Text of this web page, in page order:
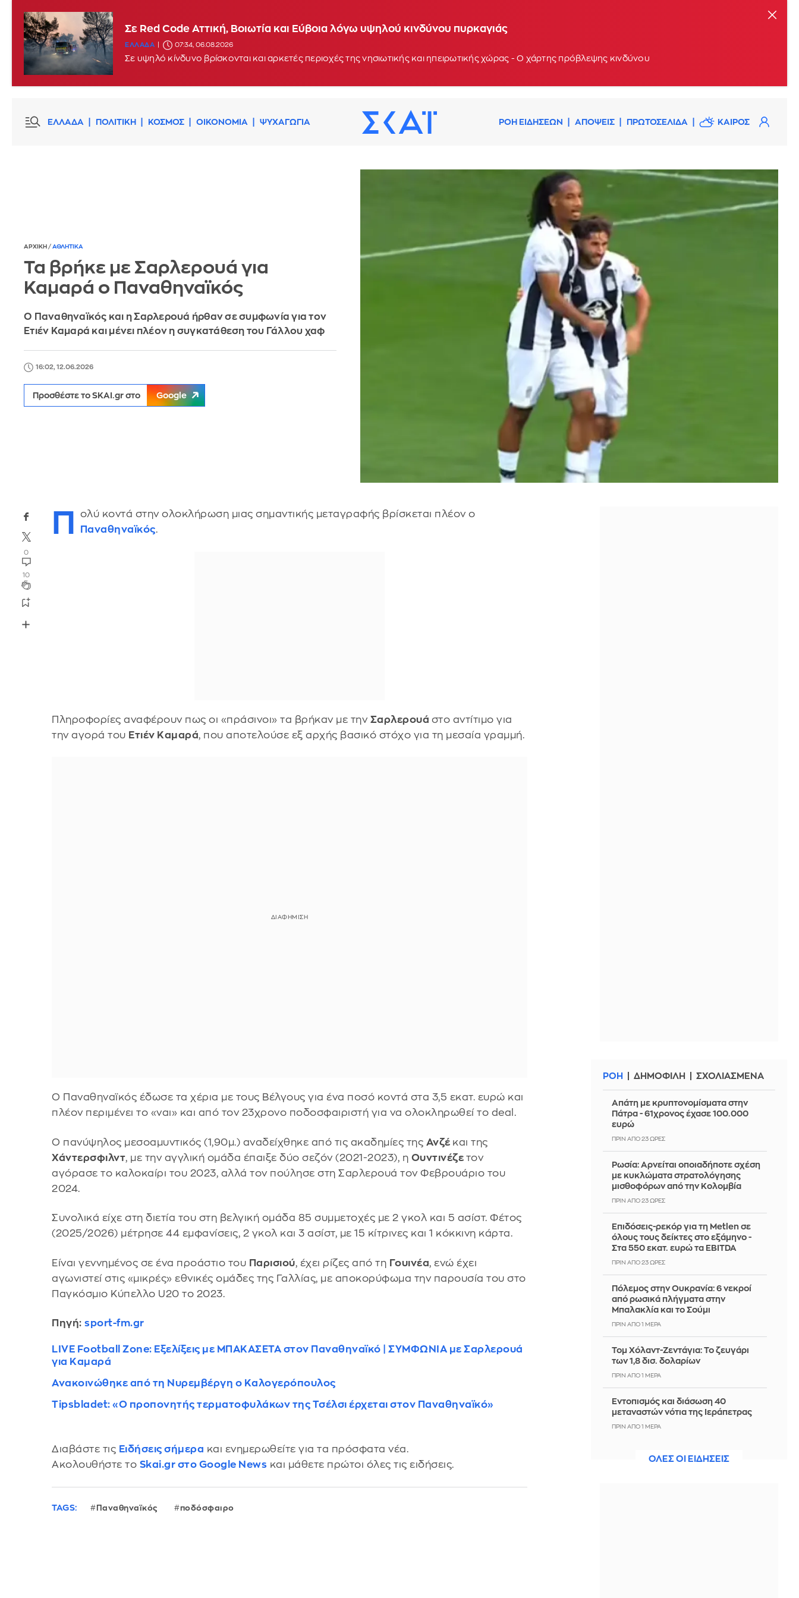
Σε Red Code Αττική, Βοιωτία και Εύβοια λόγω υψηλού κινδύνου πυρκαγιάς
ΕΛΛΑΔΑ 07:34, 06.08.2026
Σε υψηλό κίνδυνο βρίσκονται και αρκετές περιοχές της νησιωτικής και ηπειρωτικής χώρας - Ο χάρτης πρόβλεψης κινδύνου
ΕΛΛΑΔΑ ΠΟΛΙΤΙΚΗ ΚΟΣΜΟΣ ΟΙΚΟΝΟΜΙΑ ΨΥΧΑΓΩΓΙΑ ΡΟΗ ΕΙΔΗΣΕΩΝ ΑΠΟΨΕΙΣ ΠΡΩΤΟΣΕΛΙΔΑ ΚΑΙΡΟΣ
ΑΡΧΙΚΗ / ΑΘΛΗΤΙΚΑ
Τα βρήκε με Σαρλερουά για
Καμαρά ο Παναθηναϊκός
Ο Παναθηναϊκός και η Σαρλερουά ήρθαν σε συμφωνία για τον
Ετιέν Καμαρά και μένει πλέον η συγκατάθεση του Γάλλου χαφ
16:02, 12.06.2026
Προσθέστε το SKAI.gr στο Google
0
10
Π
ολύ κοντά στην ολοκλήρωση μιας σημαντικής μεταγραφής βρίσκεται πλέον ο
Παναθηναϊκός.
Πληροφορίες αναφέρουν πως οι «πράσινοι» τα βρήκαν με την Σαρλερουά στο αντίτιμο για
την αγορά του Ετιέν Καμαρά, που αποτελούσε εξ αρχής βασικό στόχο για τη μεσαία γραμμή.
Ο Παναθηναϊκός έδωσε τα χέρια με τους Βέλγους για ένα ποσό κοντά στα 3,5 εκατ. ευρώ και
πλέον περιμένει το «ναι» και από τον 23χρονο ποδοσφαιριστή για να ολοκληρωθεί το deal.
Ο πανύψηλος μεσοαμυντικός (1,90μ.) αναδείχθηκε από τις ακαδημίες της Ανζέ και της
Χάντερσφιλντ, με την αγγλική ομάδα έπαιξε δύο σεζόν (2021-2023), η Ουντινέζε τον
αγόρασε το καλοκαίρι του 2023, αλλά τον πούλησε στη Σαρλερουά τον Φεβρουάριο του
2024.
Συνολικά είχε στη διετία του στη βελγική ομάδα 85 συμμετοχές με 2 γκολ και 5 ασίστ. Φέτος
(2025/2026) μέτρησε 44 εμφανίσεις, 2 γκολ και 3 ασίστ, με 15 κίτρινες και 1 κόκκινη κάρτα.
Είναι γεννημένος σε ένα προάστιο του Παρισιού, έχει ρίζες από τη Γουινέα, ενώ έχει
αγωνιστεί στις «μικρές» εθνικές ομάδες της Γαλλίας, με αποκορύφωμα την παρουσία του στο
Παγκόσμιο Κύπελλο U20 το 2023.
Πηγή: sport-fm.gr
LIVE Football Zone: Εξελίξεις με ΜΠΑΚΑΣΕΤΑ στον Παναθηναϊκό | ΣΥΜΦΩΝΙΑ με Σαρλερουά
για Καμαρά
Ανακοινώθηκε από τη Νυρεμβέργη ο Καλογερόπουλος
Tipsbladet: «Ο προπονητής τερματοφυλάκων της Τσέλσι έρχεται στον Παναθηναϊκό»
Διαβάστε τις Ειδήσεις σήμερα και ενημερωθείτε για τα πρόσφατα νέα.
Ακολουθήστε το Skai.gr στο Google News και μάθετε πρώτοι όλες τις ειδήσεις.
TAGS: Παναθηναϊκός ποδόσφαιρο
ΡΟΗ ΔΗΜΟΦΙΛΗ ΣΧΟΛΙΑΣΜΕΝΑ
Απάτη με κρυπτονομίσματα στην
Πάτρα - 61χρονος έχασε 100.000
ευρώ
ΠΡΙΝ ΑΠΌ 23 ΏΡΕΣ
Ρωσία: Αρνείται οποιαδήποτε σχέση
με κυκλώματα στρατολόγησης
μισθοφόρων από την Κολομβία
ΠΡΙΝ ΑΠΌ 23 ΏΡΕΣ
Επιδόσεις-ρεκόρ για τη Metlen σε
όλους τους δείκτες στο εξάμηνο -
Στα 550 εκατ. ευρώ τα EBITDA
ΠΡΙΝ ΑΠΌ 23 ΏΡΕΣ
Πόλεμος στην Ουκρανία: 6 νεκροί
από ρωσικά πλήγματα στην
Μπαλακλία και το Σούμι
ΠΡΙΝ ΑΠΌ 1 ΜΈΡΑ
Τομ Χόλαντ-Ζεντάγια: Το ζευγάρι
των 1,8 δισ. δολαρίων
ΠΡΙΝ ΑΠΌ 1 ΜΈΡΑ
Εντοπισμός και διάσωση 40
μεταναστών νότια της Ιεράπετρας
ΠΡΙΝ ΑΠΌ 1 ΜΈΡΑ
Αμπντούλ Ελ-Σαγέντ μετά τη νίκη
ΟΛΕΣ ΟΙ ΕΙΔΗΣΕΙΣ